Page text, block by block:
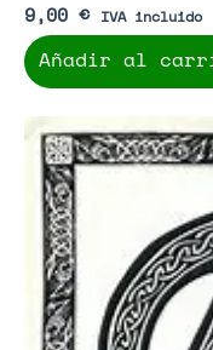
9,00 € IVA incluido
Añadir al